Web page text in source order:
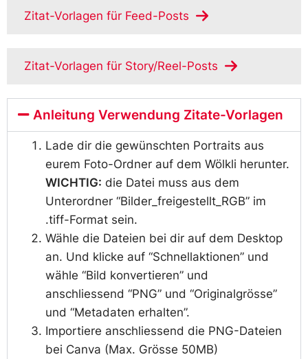
Zitat-Vorlagen für Feed-Posts
Zitat-Vorlagen für Story/Reel-Posts
Anleitung Verwendung Zitate-Vorlagen
Lade dir die gewünschten Portraits aus
eurem Foto-Ordner auf dem Wölkli herunter.
WICHTIG: die Datei muss aus dem
Unterordner “Bilder_freigestellt_RGB” im
.tiff-Format sein.
Wähle die Dateien bei dir auf dem Desktop
an. Und klicke auf “Schnellaktionen” und
wähle “Bild konvertieren” und
anschliessend “PNG” und “Originalgrösse”
und “Metadaten erhalten”.
Importiere anschliessend die PNG-Dateien
bei Canva (Max. Grösse 50MB)